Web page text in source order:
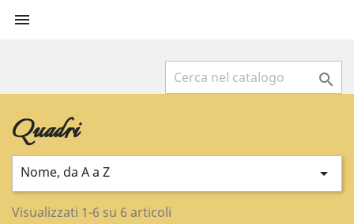


Quadri
Nome, da A a Z 
Visualizzati 1-6 su 6 articoli